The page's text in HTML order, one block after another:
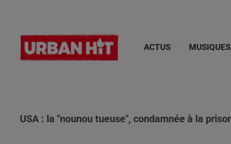
ACTUS MUSIQUES
USA : la "nounou tueuse", condamnée à la